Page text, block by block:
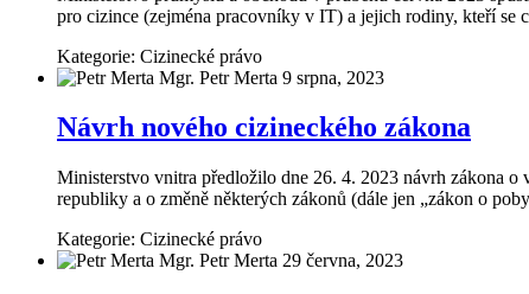
pro cizince (zejména pracovníky v IT) a jejich rodiny, kteří se
Kategorie: Cizinecké právo
Mgr. Petr Merta 9 srpna, 2023
Návrh nového cizineckého zákona
Ministerstvo vnitra předložilo dne 26. 4. 2023 návrh zákona
republiky a o změně některých zákonů (dále jen „zákon o
Kategorie: Cizinecké právo
Mgr. Petr Merta 29 června, 2023